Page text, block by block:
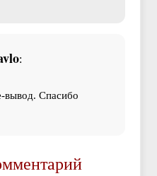
:
вывод. Спасибо